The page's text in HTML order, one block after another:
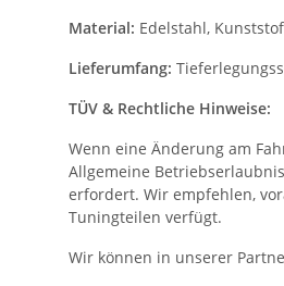
Material: Edelstahl,
Lieferumfang:
TÜV & Rechtliche Hinweise:
Wenn eine Änderung am
Allgemeine
erfordert. Wir empfehlen,
Tuningteilen verfügt.
Wir können in unserer